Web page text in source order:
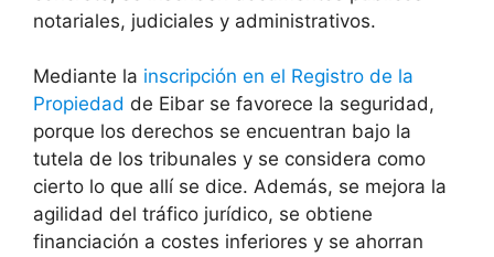
notariales, judiciales y administrativos.
Mediante la inscripción en el Registro de la
Propiedad de Eibar se favorece la seguridad,
porque los derechos se encuentran bajo la
tutela de los tribunales y se considera como
cierto lo que allí se dice. Además, se mejora la
agilidad del tráfico jurídico, se obtiene
financiación a costes inferiores y se ahorran